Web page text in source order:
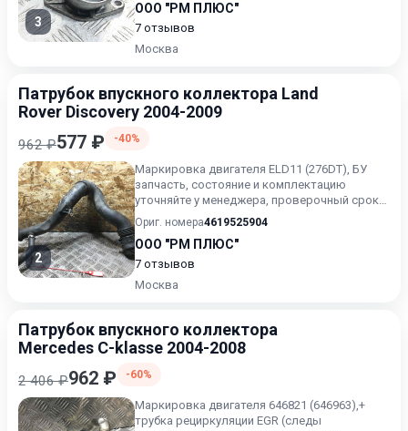
3
ООО "РМ ПЛЮС"
7 отзывов
Москва
Патрубок впускного коллектора Land
Rover Discovery 2004-2009
962 ₽577 ₽ -40%
2
Маркировка двигателя ELD11 (276DT), БУ
запчасть, состояние и комплектацию
уточняйте у менеджера, проверочный срок
от 14 до 30 дней.
Ориг. номера4619525904
ООО "РМ ПЛЮС"
7 отзывов
Москва
Патрубок впускного коллектора
Mercedes C-klasse 2004-2008
2 406 ₽962 ₽ -60%
Маркировка двигателя 646821 (646963),+
трубка рециркуляции EGR (следы